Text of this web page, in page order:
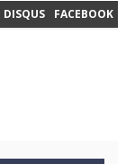
DISQUS FACEBOOK